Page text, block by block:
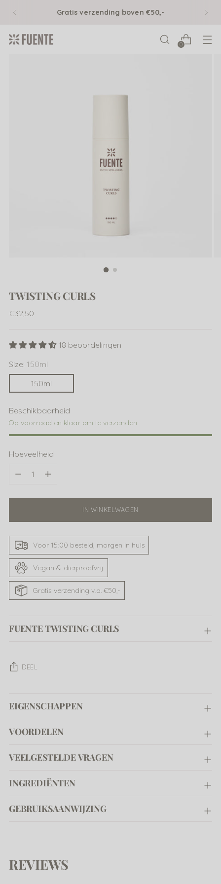
Gratis verzending boven €50,-
0
TWISTING CURLS
Normale
€32,50
18 beoordelingen
Size: 150ml
150ml
Beschikbaarheid
Op voorraad en klaar om te verzenden
Hoeveelheid
Hoeveelheid
IN WINKELWAGEN
Voor 15:00 besteld, morgen in huis
Vegan & dierproefvrij
Gratis verzending v.a. €50,-
FUENTE TWISTING CURLS
DEEL
toevoegen
uw
EIGENSCHAPPEN
VOORDELEN
VEELGESTELDE VRAGEN
INGREDIËNTEN
GEBRUIKSAANWIJZING
REVIEWS